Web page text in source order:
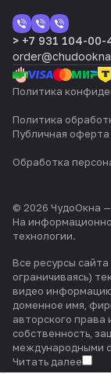
> +7 931 104-00-
Политика
Политика
Публичная оферта
Обработка
© 2026 ЧудоОкна
На
технологии.
Все ресурсы
ограничиваясь)
видео
доменное имя,
авторского права
собственность,
международными
Читать далее